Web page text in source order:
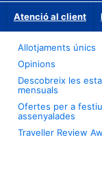
Atenció al client
Allotjaments únics
Opinions
Descobreix les
mensuals
Ofertes per a
assenyalades
Traveller Review